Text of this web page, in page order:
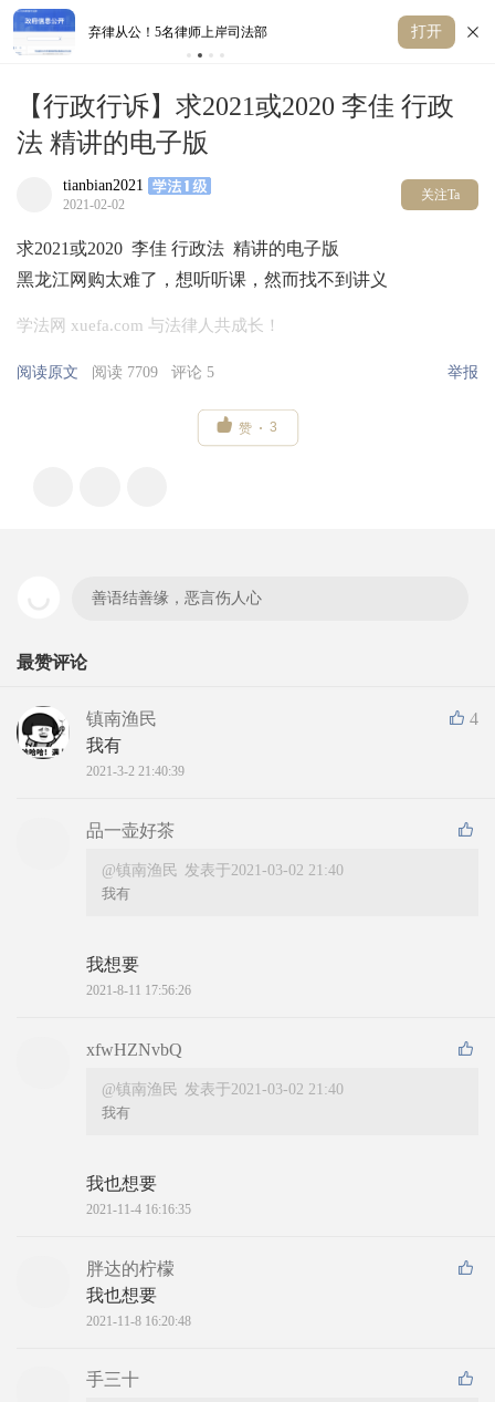
上岸司法部 獬豸 ：我想发明一台“法律机器”
打开
【行政行诉】求2021或2020 李佳 行政
法 精讲的电子版
tianbian2021
2021-02-02
关注Ta
求2021或2020 李佳 行政法 精讲的电子版
黑龙江网购太难了，想听听课，然而找不到讲义
学法网 xuefa.com 与法律人共成长！
阅读原文 阅读 7709 评论 5 举报
 赞 3
善语结善缘，恶言伤人心
最赞评论
4
镇南渔民
我有
2021-3-2 21:40:39
品一壶好茶
@镇南渔民 发表于2021-03-02 21:40
我有
我想要
2021-8-11 17:56:26
xfwHZNvbQ
@镇南渔民 发表于2021-03-02 21:40
我有
我也想要
2021-11-4 16:16:35
胖达的柠檬
我也想要
2021-11-8 16:20:48
手三十